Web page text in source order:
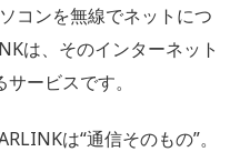
コンを無線でネットにつ
は、そのインターネット
ービスです。
は“通信そのもの”。